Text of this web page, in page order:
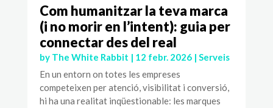
Com humanitzar la teva marca
(i no morir en l’intent): guia per
connectar des del real
by The White Rabbit | 12 febr. 2026| Serveis
En un entorn on totes les empreses
competeixen per atenció, visibilitat i conversió,
hi ha una realitat inqüestionable: les marques